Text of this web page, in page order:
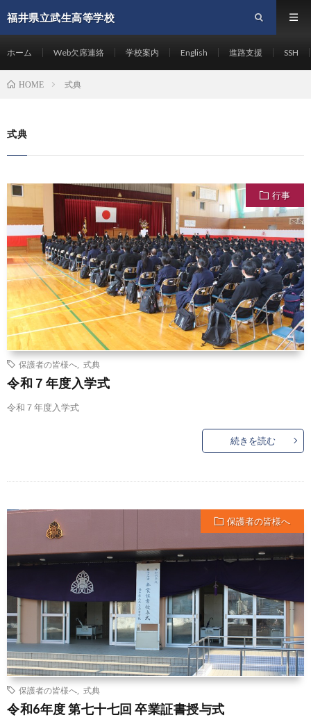
福井県立武生高等学校
ホーム Web欠席連絡 学校案内 English 進路支援 SSH
HOME 式典
式典
行事
保護者の皆様へ 式典
令和７年度入学式
令和７年度入学式
続きを読む
保護者の皆様へ
保護者の皆様へ 式典
令和6年度 第七十七回 卒業証書授与式